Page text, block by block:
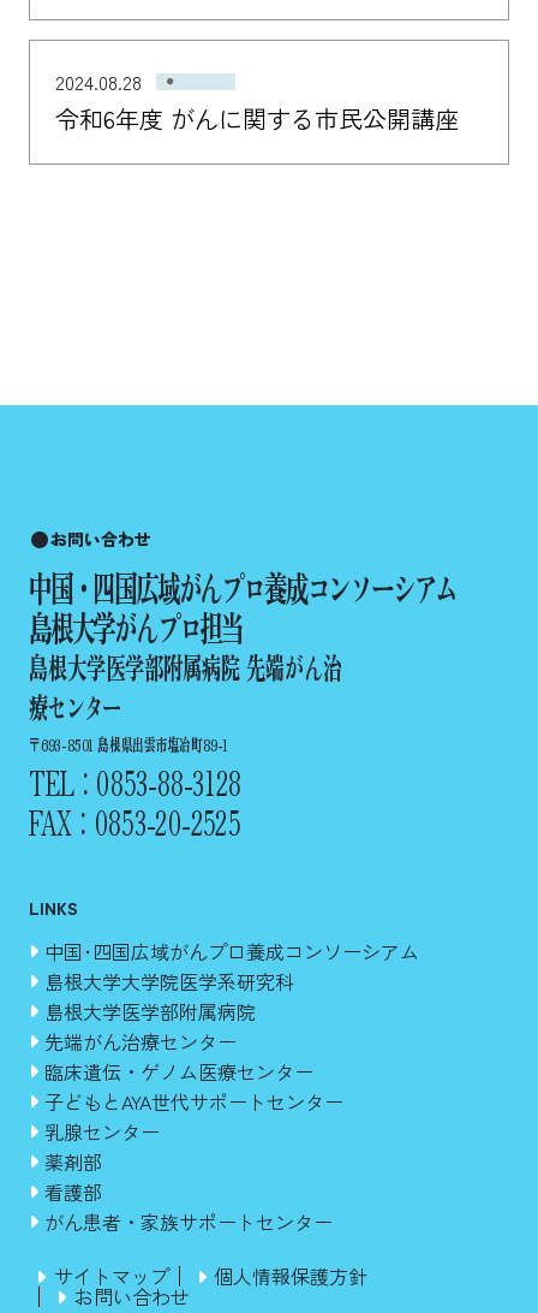
2024.08.28
令和6年度 がんに関する市民公開講座
お問い合わせ
中国・四国広域がんプロ養成コンソーシアム
島根大学がんプロ担当
島根大学医学部附属病院 先端がん治
療センター
〒693-8501 島根県出雲市塩冶町89-1
TEL：0853-88-3128
FAX：0853-20-2525
LINKS
中国･四国広域がんプロ養成コンソーシアム
島根大学大学院医学系研究科
島根大学医学部附属病院
先端がん治療センター
臨床遺伝・ゲノム医療センター
子どもとAYA世代サポートセンター
乳腺センター
薬剤部
看護部
がん患者・家族サポートセンター
サイトマップ
個人情報保護方針
お問い合わせ